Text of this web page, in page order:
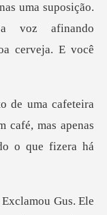
café, mas apenas